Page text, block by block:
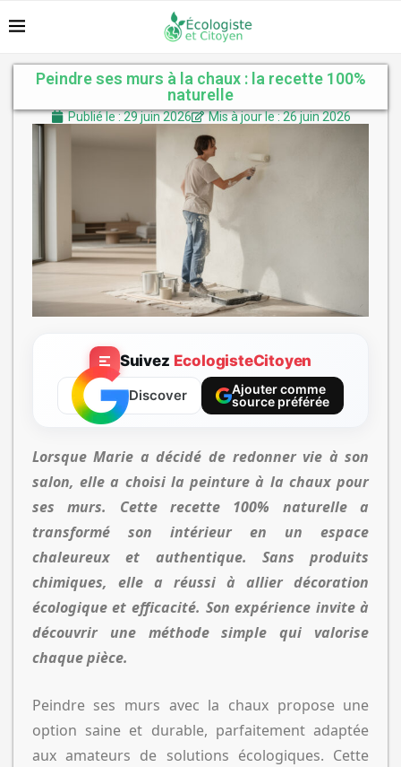
Peindre ses murs à la chaux : la recette 100%
naturelle
Publié le : 29 juin 2026 Mis à jour le : 26 juin 2026
Suivez EcologisteCitoyen
Discover
Ajouter comme
source préférée
Lorsque Marie a décidé de redonner vie à son
salon, elle a choisi la peinture à la chaux pour
ses murs. Cette recette 100% naturelle a
transformé son intérieur en un espace
chaleureux et authentique. Sans produits
chimiques, elle a réussi à allier décoration
écologique et efficacité. Son expérience invite à
découvrir une méthode simple qui valorise
chaque pièce.
Peindre ses murs avec la chaux propose une
option saine et durable, parfaitement adaptée
aux amateurs de solutions écologiques. Cette